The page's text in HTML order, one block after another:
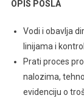
OPIS POSLA
Vodi i obavlja
linijama i
Prati proces
nalozima,
evidenciju o